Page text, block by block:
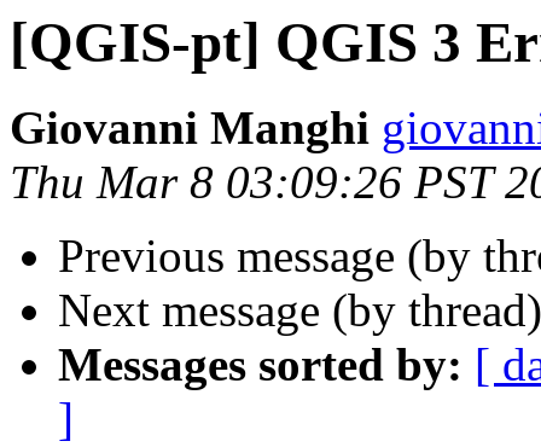
[QGIS-pt] QGIS 3
Giovanni Manghi
Thu Mar 8 03:09:26 PST
Previous message (by
Next message (by
Messages sorted by: [
]